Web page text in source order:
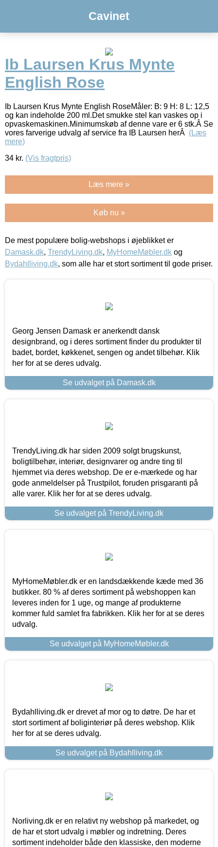
Cavinet
Ib Laursen Krus Mynte
English Rose
Ib Laursen Krus Mynte English RoseMåler: B: 9 H: 8 L: 12,5
og kan indeholde 200 ml.Det smukke stel kan vaskes op i
opvaskemaskinen.Minimumskøb af denne vare er 6 stk.Â Se
vores farverige udvalg af service fra IB Laursen herÂ (Læs
mere)
34 kr. (Vis fragtpris)
Læs mere »
Køb nu »
De mest populære bolig-webshops i øjeblikket er
Damask.dk, TrendyLiving.dk, MyHomeMøbler.dk og
Bydahlliving.dk, som alle har et stort sortiment til gode priser.
Georg Jensen Damask er anerkendt dansk
designbrand, og i deres sortiment finder du produkter til
badet, bordet, køkkenet, sengen og andet tilbehør. Klik
her for at se deres udvalg.
Se udvalget på Damask.dk
TrendyLiving.dk har siden 2009 solgt brugskunst,
boligtilbehør, interiør, designvarer og andre ting til
hjemmet via deres webshop. De er e-mærkede og har
gode anmeldelser på Trustpilot, foruden prisgaranti på
alle varer. Klik her for at se deres udvalg.
Se udvalget på TrendyLiving.dk
MyHomeMøbler.dk er en landsdækkende kæde med 36
butikker. 80 % af deres sortiment på webshoppen kan
leveres inden for 1 uge, og mange af produkterne
kommer fuld samlet fra fabrikken. Klik her for at se deres
udvalg.
Se udvalget på MyHomeMøbler.dk
Bydahlliving.dk er drevet af mor og to døtre. De har et
stort sortiment af boliginteriør på deres webshop. Klik
her for at se deres udvalg.
Se udvalget på Bydahlliving.dk
Norliving.dk er en relativt ny webshop på markedet, og
de har et stort udvalg i møbler og indretning. Deres
sortiment indeholder både den klassiske, den moderne